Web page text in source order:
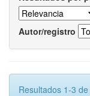
Autor/registro
Resultados 1-3 de